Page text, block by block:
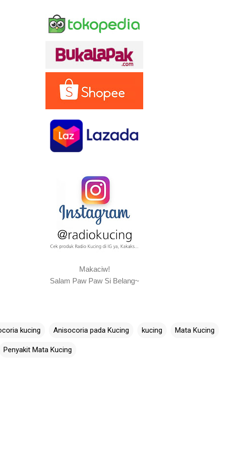
Makaciw!
Salam Paw Paw Si Belang~
kucing Anisocoria pada Kucing kucing Mata Kucing
Penyakit Mata Kucing